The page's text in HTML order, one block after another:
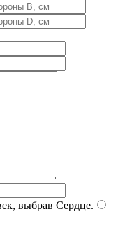
выбрав Сердце.